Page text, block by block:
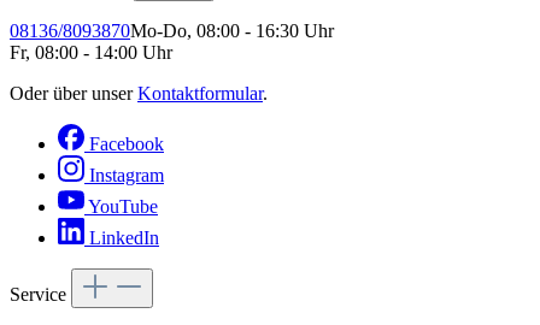
08136/8093870Mo-Do, 08:00 - 16:30 Uhr
Fr, 08:00 - 14:00 Uhr
Oder über unserKontaktformular.
Facebook
Instagram
YouTube
LinkedIn
Service